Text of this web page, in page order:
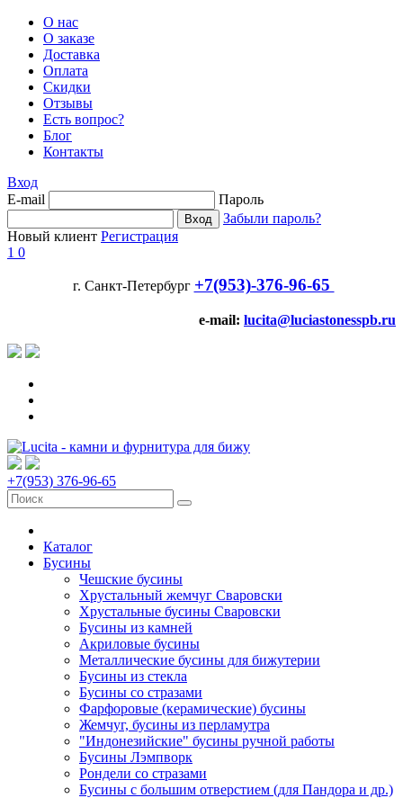
О нас
О заказе
Доставка
Оплата
Скидки
Отзывы
Есть вопрос?
Блог
Контакты
Вход
E-mail
Пароль
Забыли пароль?
Новый клиент Регистрация
1 0
г. Санкт-Петербург +7(953)-376-96-65
e-mail: lucita@luciastonesspb.ru
+7(953) 376-96-65
Каталог
Бусины
Чешские бусины
Хрустальный жемчуг Сваровски
Хрустальные бусины Сваровски
Бусины из камней
Акриловые бусины
Металлические бусины для бижутерии
Бусины из стекла
Бусины со стразами
Фарфоровые (керамические) бусины
Жемчуг, бусины из перламутра
"Индонезийские" бусины ручной работы
Бусины Лэмпворк
Рондели со стразами
Бусины с большим отверстием (для Пандора и др.)